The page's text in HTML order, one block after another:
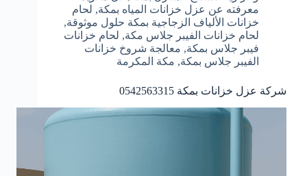
معرفته عن عزل خزانات المياه بمكة, لحام
خزانات الألياف الزجاجية بمكة حلول موثوقة,
لحام خزانات الفيبر جلاس مكة, لحام خزانات
فيبر جلاس بمكة, معالجة شروخ خزانات
الفيبر جلاس بمكة, مكة المكرمة
شركة عزل خزانات بمكة 0542563315